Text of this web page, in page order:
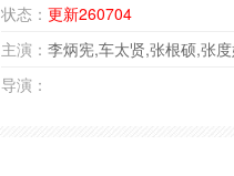
状态： 更新260704
主演： 李炳宪,车太贤,张根硕,张
导演：